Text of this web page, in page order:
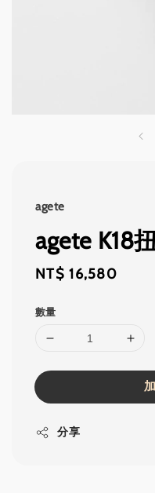
agete
agete K18
Regular
NT$ 16,580
數量
分享